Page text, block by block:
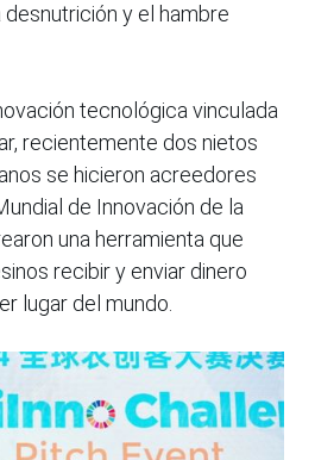
y el hambre
tecnológica vinculada
recientemente dos nietos
se hicieron acreedores
de Innovación de la
una herramienta que
recibir y enviar dinero
lugar del mundo.